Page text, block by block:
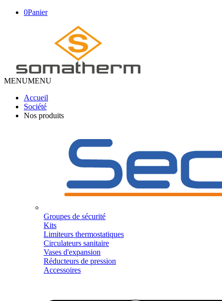
0Panier
MENUMENU
Accueil
Société
Nos produits
Groupes de sécurité
Kits
Limiteurs thermostatiques
Circulateurs sanitaire
Vases d'expansion
Réducteurs de pression
Accessoires